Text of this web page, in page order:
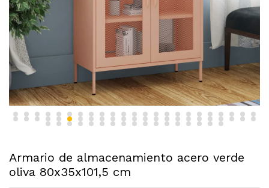
Armario de almacenamiento acero verde
oliva 80x35x101,5 cm